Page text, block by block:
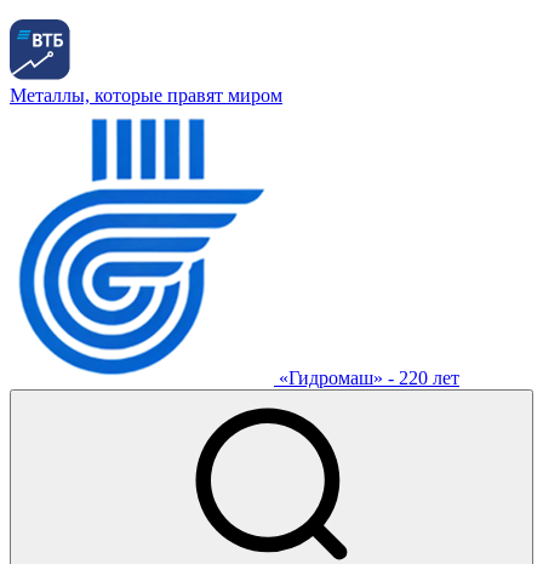
Металлы, которые правят миром
«Гидромаш» - 220 лет